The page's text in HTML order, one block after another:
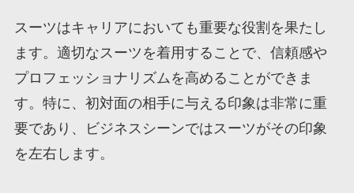
スーツはキャリアにおいても重要な役割を果たし
ます。適切なスーツを着用することで、信頼感や
プロフェッショナリズムを高めることができま
す。特に、初対面の相手に与える印象は非常に重
要であり、ビジネスシーンではスーツがその印象
を左右します。